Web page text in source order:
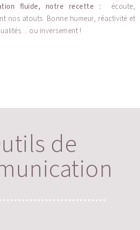
fluide, notre recette :
écoute,
nos atouts. Bonne humeur, réactivité et
ou inversement !
de